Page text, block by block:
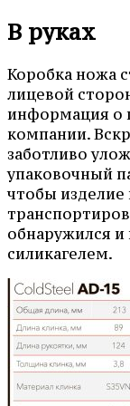
В руках
Коробка ножа
лицевой
информация о
компании.
заботливо
упаковочный
чтобы изделие
обнаружился
силикагелем.